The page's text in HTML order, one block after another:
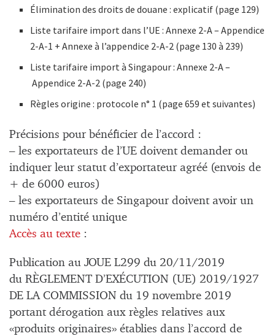
Élimination des droits de douane : explicatif (page 129)
Liste tarifaire import dans l’UE : Annexe 2-A – Appendice
2-A-1 + Annexe à l’appendice 2-A-2 (page 130 à 239)
Liste tarifaire import à Singapour : Annexe 2-A –
Appendice 2-A-2 (page 240)
Règles origine : protocole n° 1 (page 659 et suivantes)
Précisions pour bénéficier de l’accord :
– les exportateurs de l’UE doivent demander ou
indiquer leur statut d’exportateur agréé (envois de
+ de 6000 euros)
– les exportateurs de Singapour doivent avoir un
numéro d’entité unique
Accès au texte :
Publication au JOUE L299 du 20/11/2019
du RÈGLEMENT D’EXÉCUTION (UE) 2019/1927
DE LA COMMISSION du 19 novembre 2019
portant dérogation aux règles relatives aux
«produits originaires» établies dans l’accord de